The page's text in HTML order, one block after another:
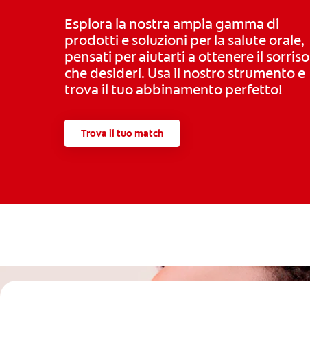
Esplora la nostra ampia gamma di
prodotti e soluzioni per la salute orale,
pensati per aiutarti a ottenere il sorriso
che desideri. Usa il nostro strumento e
trova il tuo abbinamento perfetto!
Trova il tuo match